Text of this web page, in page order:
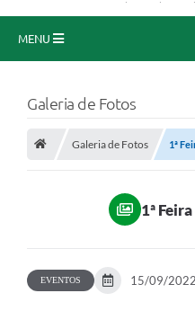
MENU
O Município
A Prefeitura
Galeria de Fotos
Galeria de Fotos 1ª
1ª
EVENTOS 15/09/2022